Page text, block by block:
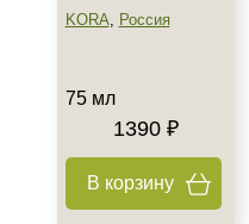
Витамин C
Время применения
Ежедневный
KORA, Россия
75 мл
1390 ₽
В корзину